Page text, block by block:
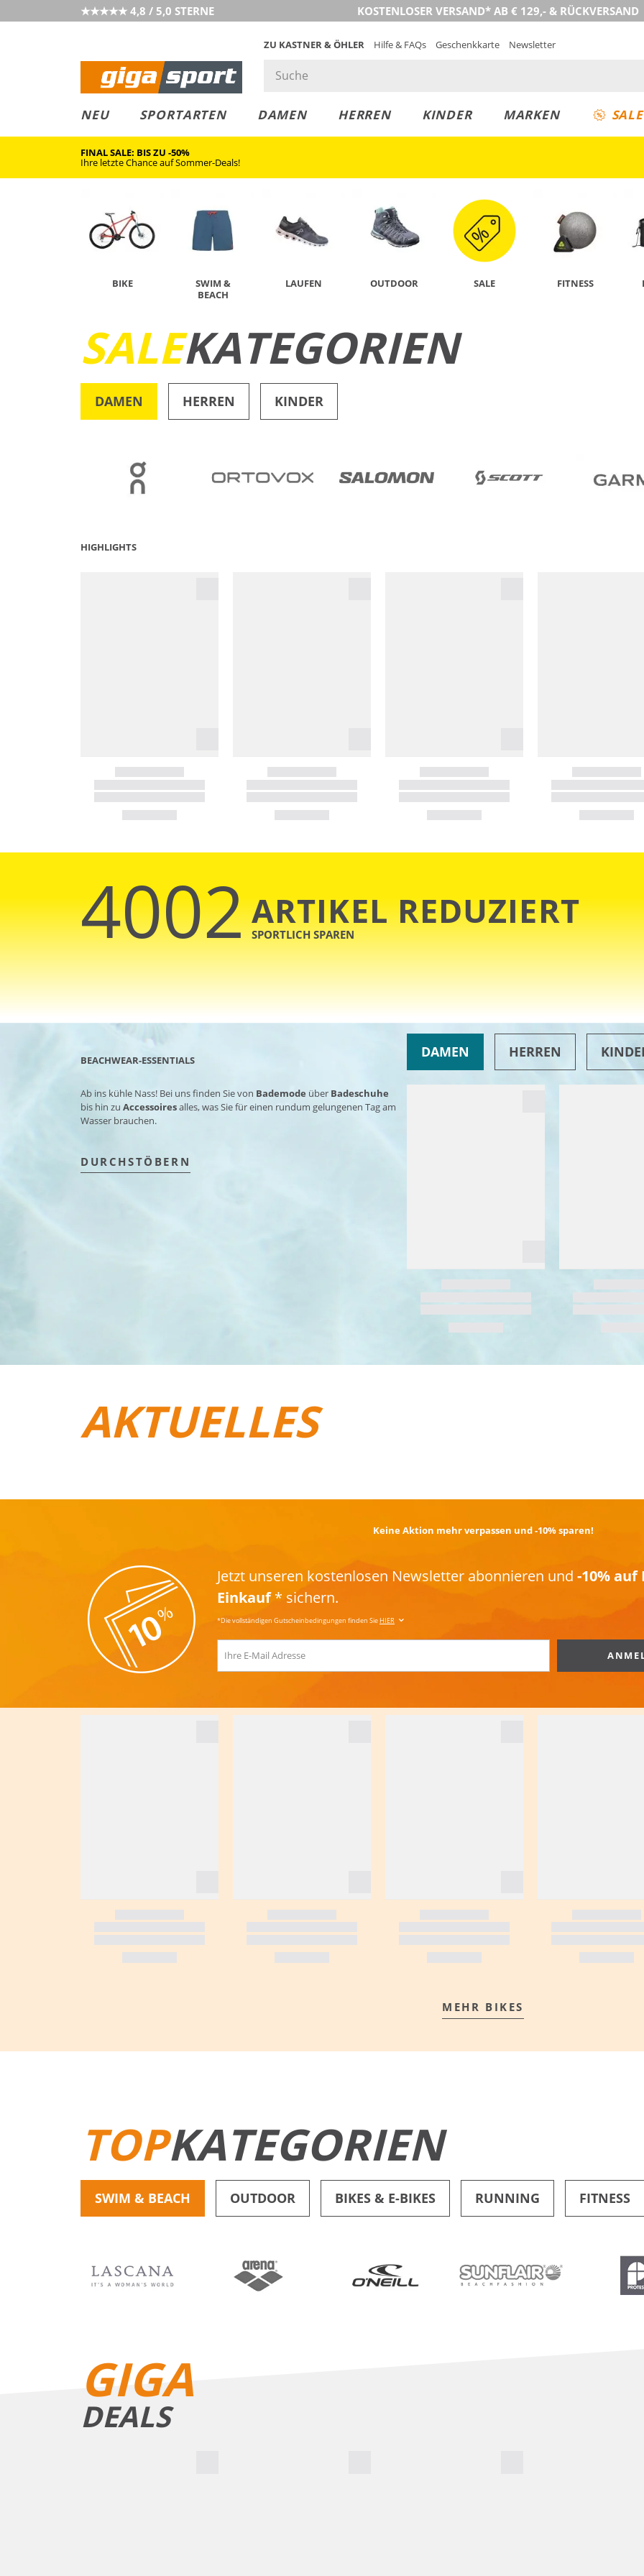
★★★★★ 4,8 / 5,0 STERNE KOSTENLOSER VERSAND* AB € 129,- & RÜCKVERSAND
ZU KASTNER & ÖHLER Hilfe & FAQs Geschenkkarte Newsletter
NEU SPORTARTEN DAMEN HERREN KINDER MARKEN SALE
FINAL SALE: BIS ZU -50%
Ihre letzte Chance auf Sommer-Deals!
JETZT ENTDECKEN
BIKE
SWIM &
BEACH
LAUFEN OUTDOOR SALE FITNESS
SALEKATEGORIEN
DAMEN HERREN KINDER
HIGHLIGHTS
4002ARTIKEL REDUZIERT
SPORTLICH SPAREN
BEACHWEAR-ESSENTIALS
Ab ins kühle Nass! Bei uns finden Sie von Bademode über Badeschuhe
bis hin zu Accessoiresalles, was Sie für einen rundum gelungenen Tag am
Wasser brauchen.
DURCHSTÖBERN
DAMEN HERREN
AKTUELLES
Keine Aktion mehr verpassen und -10% sparen!
Jetzt unseren kostenlosen Newsletter abonnieren und -10%
Einkauf* sichern.
*Die vollständigen Gutscheinbedingungen finden SieHIER
MEHR BIKES
TOPKATEGORIEN
SWIM & BEACH OUTDOOR BIKES & E-BIKES RUNNING FITNESS
BADE­SCHUHE
GIGA
DEALS